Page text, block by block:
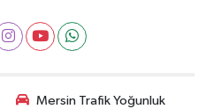
Mersin Trafik Yoğunluk